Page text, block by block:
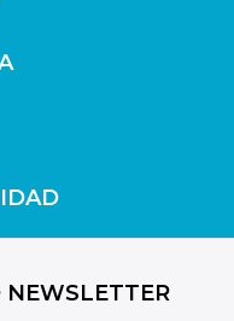
NEWSLETTER